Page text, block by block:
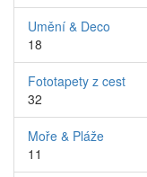
Umění & Deco
18
Fototapety z cest
32
Moře & Pláže
11